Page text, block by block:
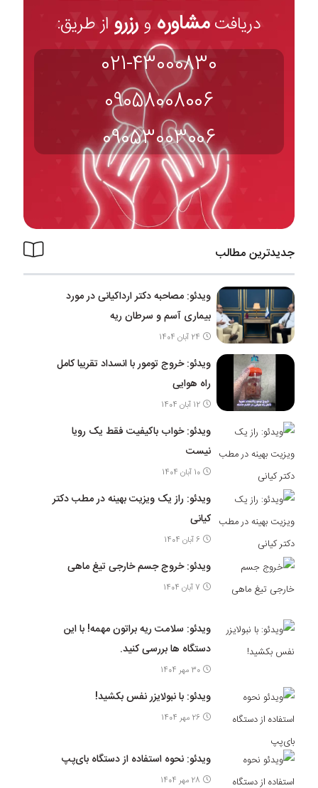
دریافتمشاوره و رزرو از طریق:
021-43000830
09058008006
09053003006
جدیدترین مطالب
ویدئو: مصاحبه دکتر ارداکیانی در مورد
بیماری آسم و سرطان ریه
24 آبان 1404
ویدئو: خروج تومور با انسداد تقریبا کامل
راه هوایی
12 آبان 1404
ویدئو: خواب باکیفیت فقط یک رویا
نیست
10 آبان 1404
ویدئو: راز یک ویزیت بهینه در مطب دکتر
کیانی
6 آبان 1404
ویدئو: خروج جسم خارجی تیغ ماهی
7 آبان 1404
ویدئو: سلامت ریه براتون مهمه! با این
دستگاه ها بررسی کنید.
30 مهر 1404
ویدئو: با نبولایزر نفس بکشید!
26 مهر 1404
ویدئو: نحوه استفاده از دستگاه بای‌پپ
28 مهر 1404